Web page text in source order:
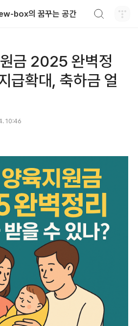
box의 꿈꾸는 공간
금 2025 완벽정
급확대, 축하금 얼
10:46